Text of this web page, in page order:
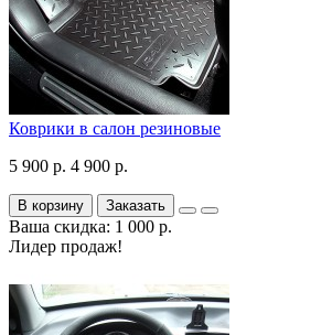
Коврики в салон резиновые
5 900 р. 4 900 р.
В корзину Заказать
Ваша скидка: 1 000 р.
Лидер продаж!